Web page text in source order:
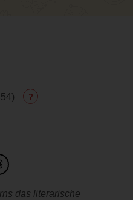
) ?
das literarische